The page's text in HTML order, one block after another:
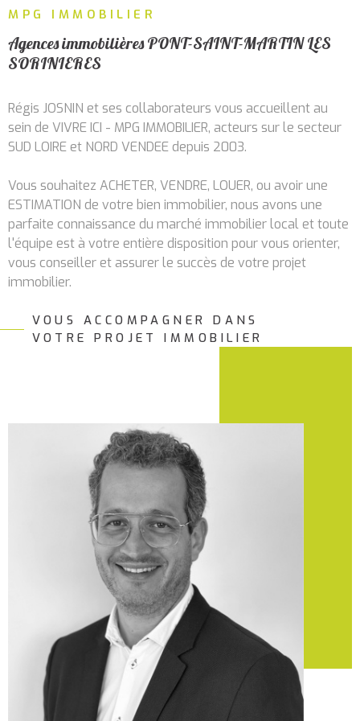
MAIL
MPG IMMOBILIER
Agences immobilières PONT-SAINT-MARTIN LES
SORINIERES
Régis JOSNIN et ses collaborateurs vous accueillent au
sein de VIVRE ICI - MPG IMMOBILIER, acteurs sur le secteur
SUD LOIRE et NORD VENDEE depuis 2003.
Vous souhaitez ACHETER, VENDRE, LOUER, ou avoir une
ESTIMATION de votre bien immobilier, nous avons une
parfaite connaissance du marché immobilier local et toute
l'équipe est à votre entière disposition pour vous orienter,
vous conseiller et assurer le succès de votre projet
immobilier.
Services immobiliers à
alentours
Réaliser une transaction
immobilière à Pont-Saint-
Vous recherchez des logements ou des
Pont-Saint-Martin? Notre agence veille à analyser vos
besoins pour vous dénicher des propositions intéressantes
et en accord avec vos besoins.
En partenariat avec d’autres professionnels du domaine,
VOUS ACCOMPAGNER DANS
VOTRE PROJET IMMOBILIER